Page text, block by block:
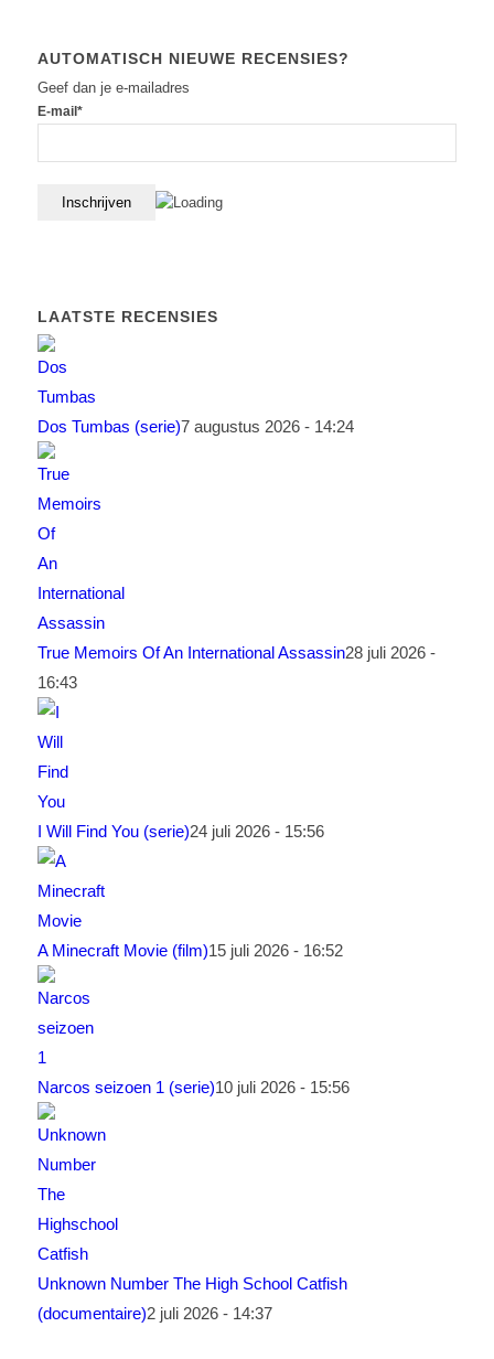
AUTOMATISCH NIEUWE RECENSIES?
Geef dan je e-mailadres
E-mail*
LAATSTE RECENSIES
Dos Tumbas (serie)7 augustus 2026 - 14:24
True Memoirs Of An International Assassin28 juli 2026 -
16:43
I Will Find You (serie)24 juli 2026 - 15:56
A Minecraft Movie (film)15 juli 2026 - 16:52
Narcos seizoen 1 (serie)10 juli 2026 - 15:56
Unknown Number The High School Catfish
(documentaire)2 juli 2026 - 14:37